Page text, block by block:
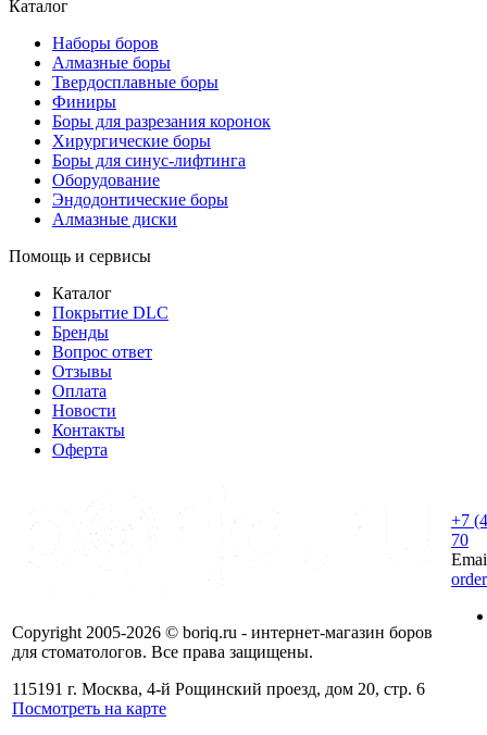
Каталог
Наборы боров
Алмазные боры
Твердосплавные боры
Финиры
Боры для разрезания коронок
Хирургические боры
Боры для синус-лифтинга
Оборудование
Эндодонтические боры
Алмазные диски
Помощь и сервисы
Каталог
Покрытие DLC
Бренды
Вопрос ответ
Отзывы
Оплата
Новости
Контакты
Оферта
Copyright 2005-2026 © boriq.ru - интернет-магазин боров
для стоматологов. Все права защищены.
115191 г. Москва, 4-й Рощинский проезд, дом 20, стр. 6
Посмотреть на карте
+7
70